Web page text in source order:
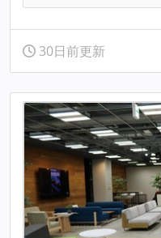
30日前更新